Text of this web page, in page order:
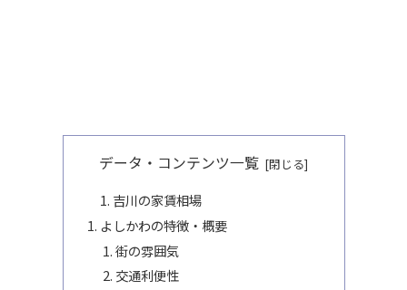
データ・コンテンツ一覧
吉川の家賃相場
よしかわの特徴・概要
街の雰囲気
交通利便性